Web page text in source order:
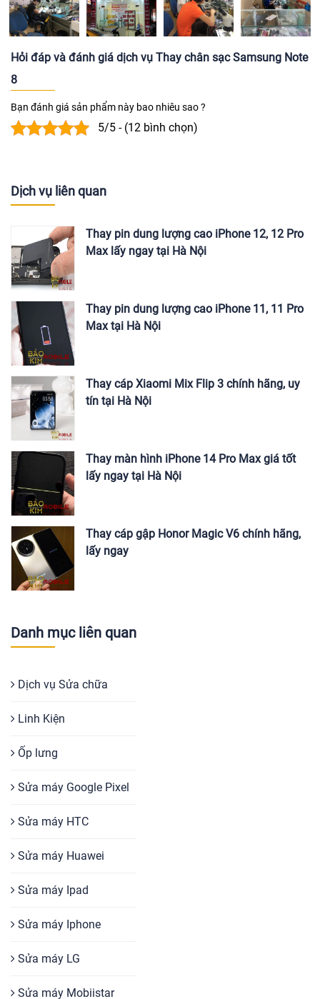
Hỏi đáp và đánh giá dịch vụ Thay chân sạc Samsung Note
8
Bạn đánh giá sản phẩm này bao nhiêu sao ?
5/5 - (12 bình chọn)
Dịch vụ liên quan
Thay pin dung lượng cao iPhone 12, 12 Pro
Max lấy ngay tại Hà Nội
Thay pin dung lượng cao iPhone 11, 11 Pro
Max tại Hà Nội
Thay cáp Xiaomi Mix Flip 3 chính hãng, uy
tín tại Hà Nội
Thay màn hình iPhone 14 Pro Max giá tốt
lấy ngay tại Hà Nội
Thay cáp gập Honor Magic V6 chính hãng,
lấy ngay
Danh mục liên quan
Dịch vụ Sửa chữa
Linh Kiện
Ốp lưng
Sửa máy Google Pixel
Sửa máy HTC
Sửa máy Huawei
Sửa máy Ipad
Sửa máy Iphone
Sửa máy LG
Sửa máy Mobiistar